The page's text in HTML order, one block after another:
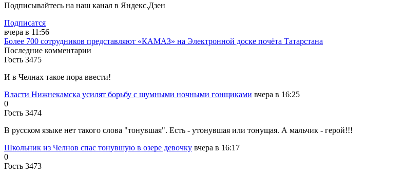
Подписывайтесь на наш канал в Яндекс.Дзен
Подписатся
вчера в 11:56
Более 700 сотрудников представляют «КАМАЗ» на Электронной доске почёта Татарстана
Последние комментарии
Гость 3475
И в Челнах такое пора ввести!
Власти Нижнекамска усилят борьбу с шумными ночными гонщиками вчера в 16:25
0
Гость 3474
В русском языке нет такого слова "тонувшая". Есть - утонувшая или тонущая. А мальчик - герой!!!
Школьник из Челнов спас тонувшую в озере девочку вчера в 16:17
0
Гость 3473